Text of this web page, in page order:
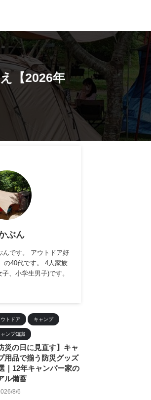
【2026年
ぶん
んです。 アウトドア好
の40代です。 4人家族
、小学生男子)です。
ウトドア キャンプ
ャンプ知識
災の日に見直す】キャ
用品で揃う防災グッズ
｜12年キャンパー家の
ル備蓄
8/6